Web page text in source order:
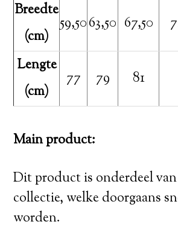
Breedte
(cm)
59,5063,50 67,50
Lengte
(cm)
77 79 81
Main product:
Dit product is onderdeel
collectie, welke doorgaans
worden.